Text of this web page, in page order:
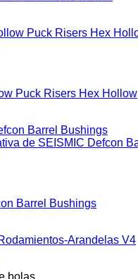
Puck Risers Hex Hollow
Barrel Bushings
bolas